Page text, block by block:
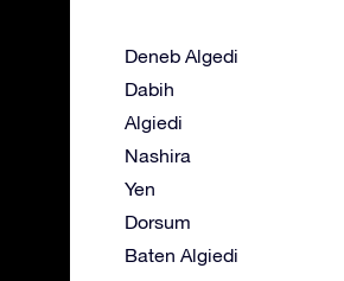
Deneb Algedi
Dabih
Algiedi
Nashira
Yen
Dorsum
Baten Algiedi